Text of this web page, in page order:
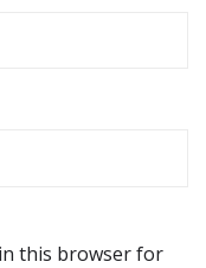
this browser for